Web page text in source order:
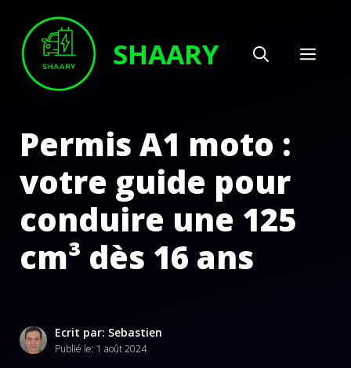
contenu
SHAARY
Permis A1 moto :
votre guide pour
conduire une 125
cm³ dès 16 ans
Ecrit par: Sebastien
Publié le: 1 août 2024